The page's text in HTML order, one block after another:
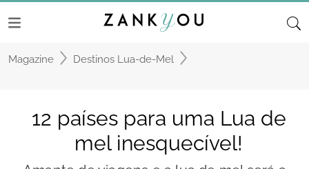
Magazine Destinos Lua-de-Mel
12 países para uma Lua de
mel inesquecível!